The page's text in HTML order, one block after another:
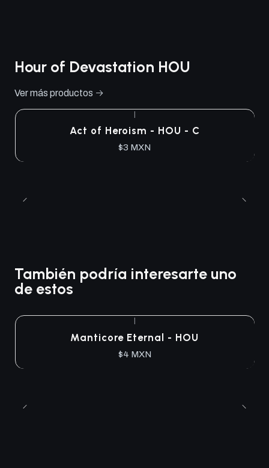
Hour of Devastation HOU
Ver más productos
Act of Heroism - HOU - C
$3 MXN
También podría interesarte uno
de estos
Manticore Eternal - HOU
$4 MXN